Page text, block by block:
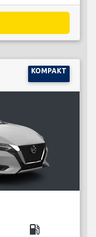
KOMPAKT
local_gas_station